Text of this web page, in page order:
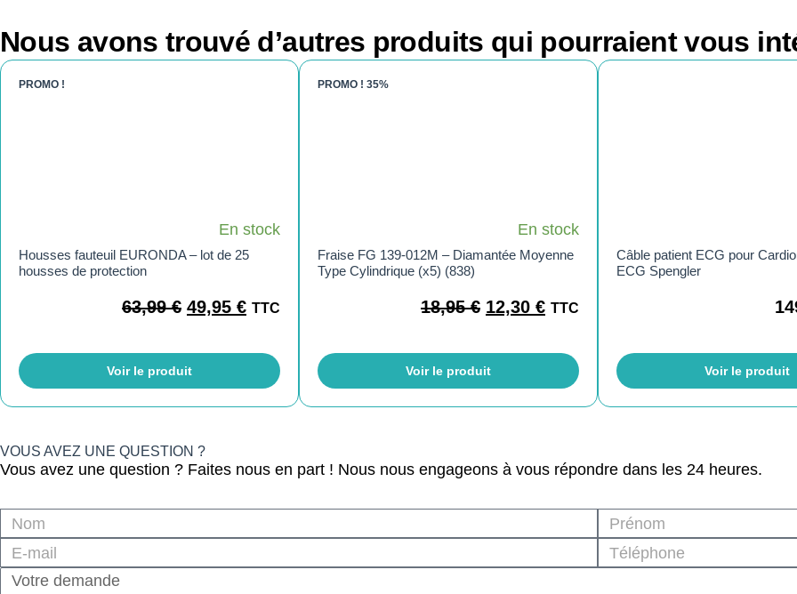
Nous avons trouvé d’autres produits qui pourraient vous
PROMO !
En stock
Housses fauteuil EURONDA – lot de 25
housses de protection
63,99€ 49,95 € TTC
Voir le produit
PROMO ! 35%
En stock
Fraise FG 139-012M – Diamantée Moyenne
Type Cylindrique (x5) (838)
18,95€ 12,30 € TTC
Voir le produit
Câble patient ECG pour
ECG Spengler
Voir le produit
VOUS AVEZ UNE QUESTION ?
Vous avez une question ? Faites nous en part ! Nous nous engageons à vous répondre dans les 24 heures.